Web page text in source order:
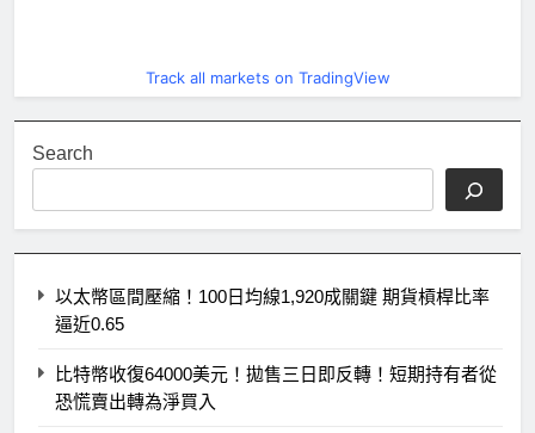
Track all markets on TradingView
Search
以太幣區間壓縮！100日均線1,920成關鍵 期貨槓桿比率
逼近0.65
比特幣收復64000美元！拋售三日即反轉！短期持有者從
恐慌賣出轉為淨買入